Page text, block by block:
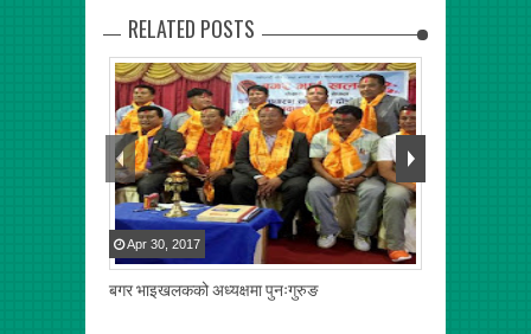
RELATED POSTS
बगर भाइखलकको अध्यक्षमा पुनःगुरुङ
Apr 30 2017